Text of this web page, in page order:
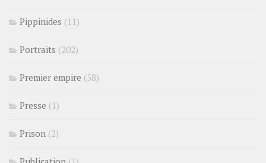
Pippinides (11)
Portraits (202)
Premier empire (58)
Presse (1)
Prison (2)